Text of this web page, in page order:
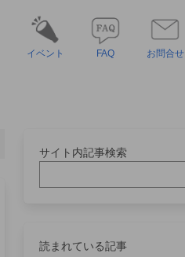
イベント FAQ お問合せ
サイト内記事検索
読まれている記事